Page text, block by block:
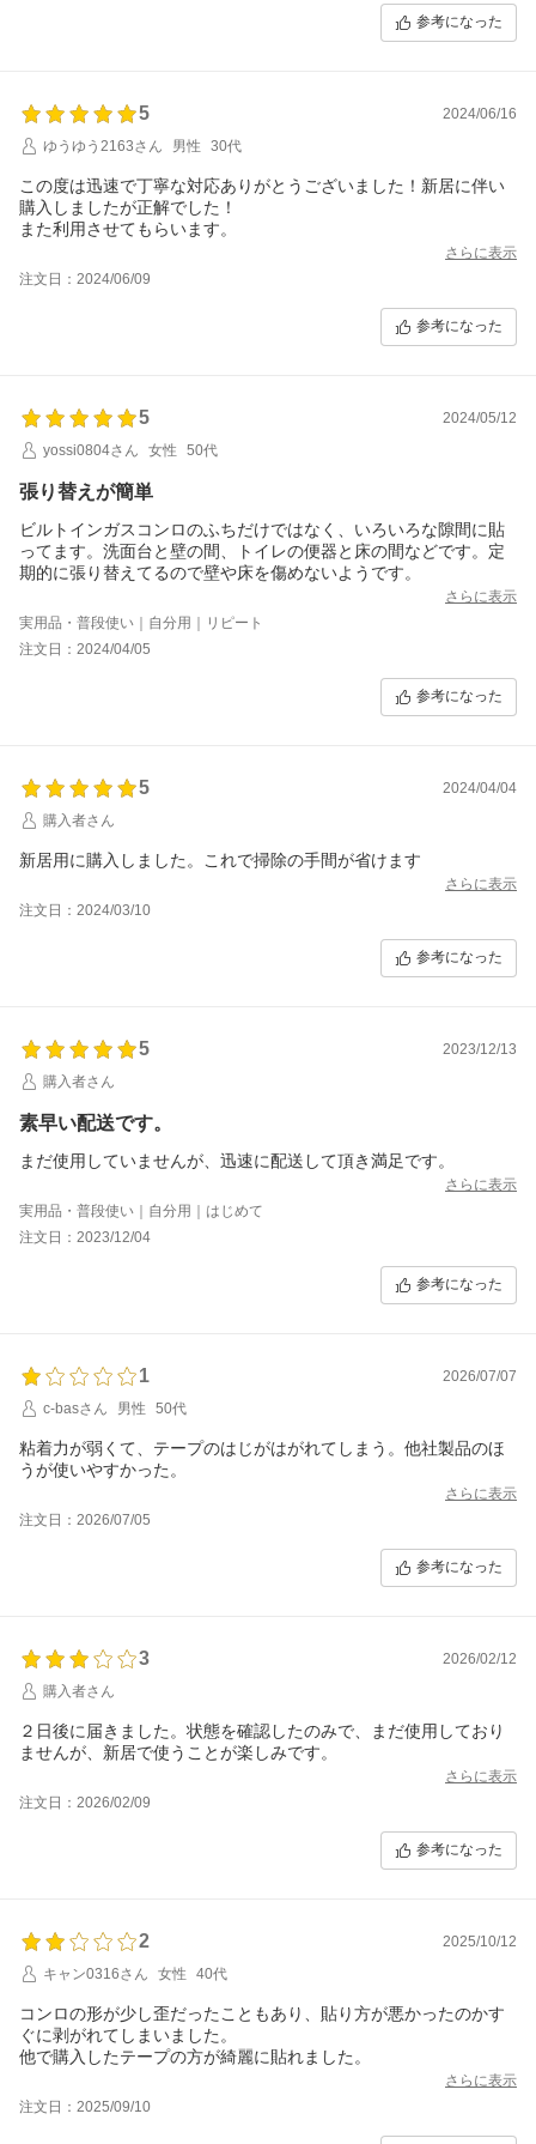
参考になった
5
2024/06/16
ゆうゆう2163さん
男性 30代
この度は迅速で丁寧な対応ありがとうございました！新居に伴い
購入しましたが正解でした！
また利用させてもらいます。
さらに表示
注文日：2024/06/09
参考になった
5
2024/05/12
yossi0804さん
女性 50代
張り替えが簡単
ビルトインガスコンロのふちだけではなく、いろいろな隙間に貼
ってます。洗面台と壁の間、トイレの便器と床の間などです。定
期的に張り替えてるので壁や床を傷めないようです。
さらに表示
実用品・普段使い｜自分用｜リピート
注文日：2024/04/05
参考になった
5
2024/04/04
購入者さん
新居用に購入しました。これで掃除の手間が省けます
さらに表示
注文日：2024/03/10
参考になった
5
2023/12/13
購入者さん
素早い配送です。
まだ使用していませんが、迅速に配送して頂き満足です。
さらに表示
実用品・普段使い｜自分用｜はじめて
注文日：2023/12/04
参考になった
1
2026/07/07
c-basさん
男性 50代
粘着力が弱くて、テープのはじがはがれてしまう。他社製品のほ
うが使いやすかった。
さらに表示
注文日：2026/07/05
参考になった
3
2026/02/12
購入者さん
２日後に届きました。状態を確認したのみで、まだ使用しており
ませんが、新居で使うことが楽しみです。
さらに表示
注文日：2026/02/09
参考になった
2
2025/10/12
キャン0316さん
女性 40代
コンロの形が少し歪だったこともあり、貼り方が悪かったのかす
ぐに剥がれてしまいました。
他で購入したテープの方が綺麗に貼れました。
さらに表示
注文日：2025/09/10